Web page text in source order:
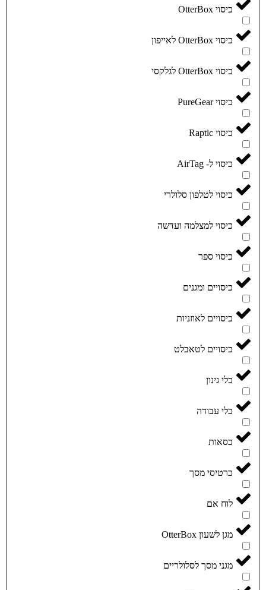
כיסוי OtterBox
כיסוי OtterBox לאייפון
כיסוי OtterBox לגלקסי
כיסוי PureGear
כיסוי Raptic
כיסוי ל- AirTag
כיסוי לטלפון סלולרי
כיסוי למצלמה ועדשה
כיסוי ספר
כיסויים ומגנים
כיסויים לאוזניות
כיסויים לטאבלט
כלי גינון
כלי עבודה
כסאות
כרטיסי מסך
לוח אם
מגן לשעון OtterBox
מגני מסך לסלולריים